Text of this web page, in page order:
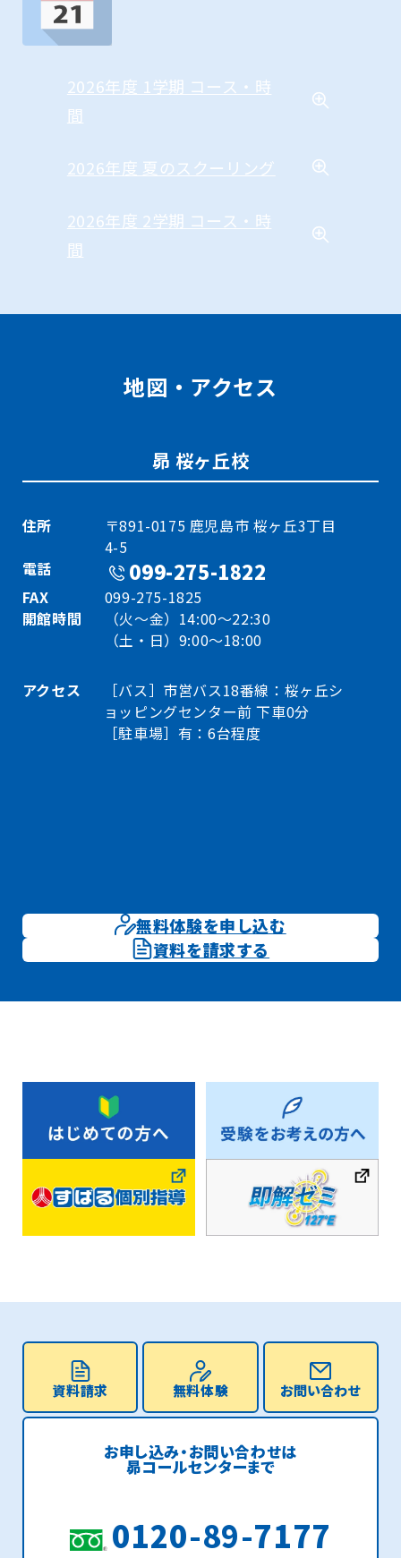
2026年度 1学期 コース・時
間
2026年度 夏のスクーリング
2026年度 2学期 コース・時
間
地図・アクセス
昴 桜ヶ丘校
住所
〒891-0175 鹿児島市 桜ヶ丘3丁目
4-5
電話
099-275-1822
FAX
099-275-1825
開館時間
（火～金）14:00～22:30
（土・日）9:00～18:00
アクセス
［バス］市営バス18番線：桜ヶ丘シ
ョッピングセンター前 下車0分
［駐車場］有：6台程度
無料体験を申し込む
資料を請求する
資料請求 無料体験 お問い合わせ
お申し込み・お問い合わせは
昴コールセンターまで
0120-89-7177